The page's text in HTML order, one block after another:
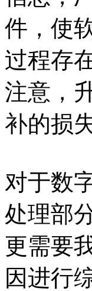
件，使
过程存
注意，
补的损
对于数
处理部
更需要
因进行